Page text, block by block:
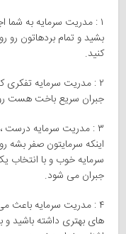
۱ : مدریت سرمایه به
بشید و تمام بردهاتون
کنید.
۲ : مدریت سرمایه
جبران سریع باخت هست
۳ : مدریت سرمایه
اینکه سرمایتون صفر
سرمایه خوب و با
جبران می شود.
۴ : مدریت سرمایه باعث
های بهتری داشته باشید